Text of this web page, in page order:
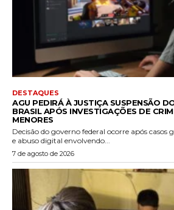
DESTAQUES
AGU PEDIRÁ À JUSTIÇA SUSPENSÃO
BRASIL APÓS INVESTIGAÇÕES DE
MENORES
Decisão do governo federal ocorre após
e abuso digital envolvendo...
7 de agosto de 2026